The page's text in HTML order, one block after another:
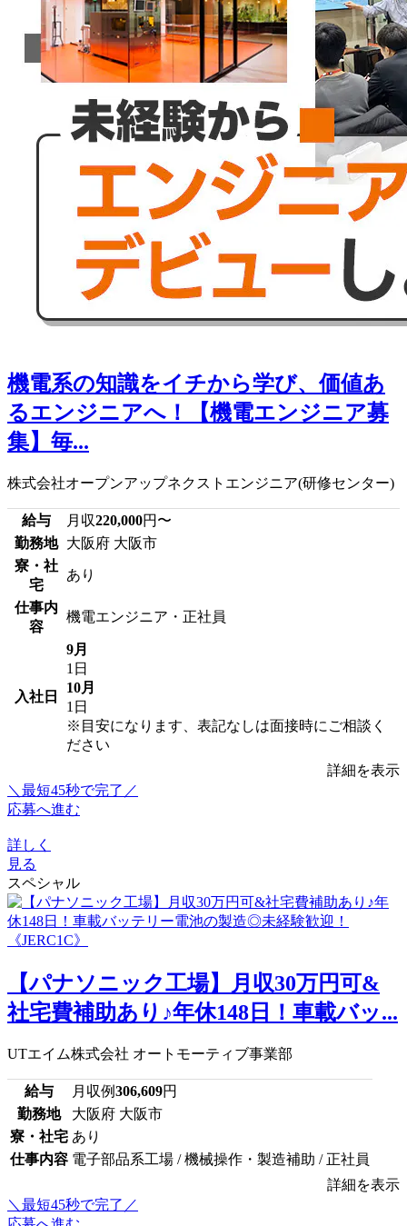
機電系の知識をイチから学び、価値あ
るエンジニアへ！【機電エンジニア募
集】毎...
株式会社オープンアップネクストエンジニア(研修センター)
給与 月収220,000円〜
勤務地 大阪府 大阪市
寮・社
宅
あり
仕事内
容
機電エンジニア・正社員
入社日
9月
1日
10月
1日
※目安になります、表記なしは面接時にご相談く
ださい
詳細を表示
＼最短45秒で完了／
応募へ進む
詳しく
見る
スペシャル
【パナソニック工場】月収30万円可&
社宅費補助あり♪年休148日！車載バッ...
UTエイム株式会社 オートモーティブ事業部
給与 月収例306,609円
勤務地
大阪府 大阪市
寮・社宅 あり
仕事内容 電子部品系工場 / 機械操作・製造補助 / 正社員
詳細を表示
＼最短45秒で完了／